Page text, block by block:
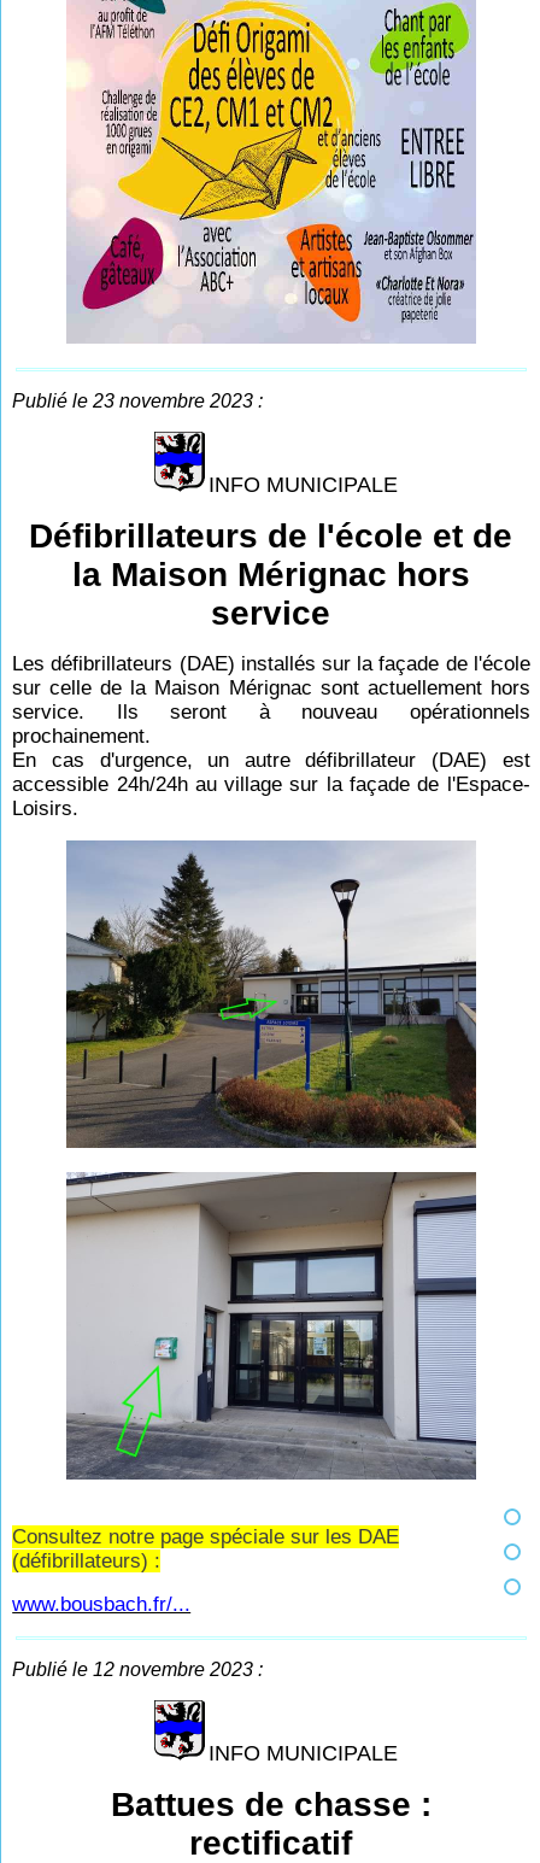
Publié le 23 novembre 2023 :
INFO MUNICIPALE
Défibrillateurs de l'école et de
la Maison Mérignac hors
service
Les défibrillateurs (DAE) installés sur la façade de l'école
sur celle de la Maison Mérignac sont actuellement hors
service. Ils seront à nouveau opérationnels
prochainement.
En cas d'urgence, un autre défibrillateur (DAE) est
accessible 24h/24h au village sur la façade de l'Espace-
Loisirs.
Consultez notre page spéciale sur les DAE
(défibrillateurs) :
www.bousbach.fr/...
Publié le 12 novembre 2023 :
INFO MUNICIPALE
Battues de chasse :
rectificatif